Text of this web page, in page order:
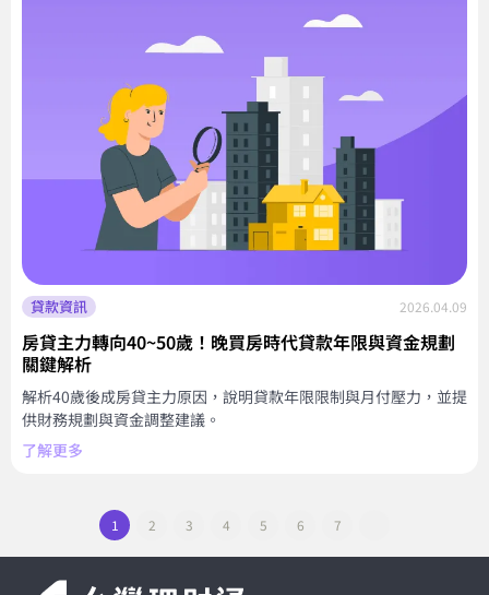
貸款資訊 2026.04.09
房貸主力轉向40~50歲！晚買房時代貸款年限與資金規劃
關鍵解析
解析40歲後成房貸主力原因，說明貸款年限限制與月付壓力，並提
供財務規劃與資金調整建議。
了解更多
1 2 3 4 5 6 7